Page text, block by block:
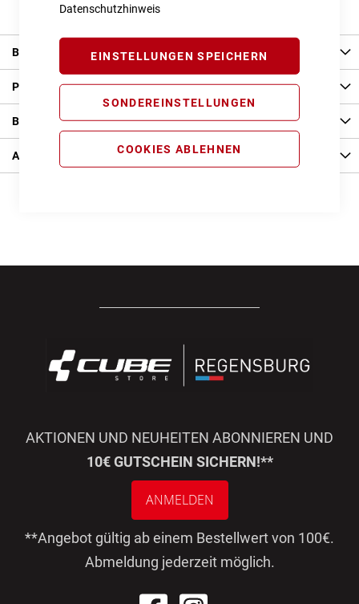
Datenschutzhinweis
EINSTELLUNGEN SPEICHERN
SONDEREINSTELLUNGEN
COOKIES ABLEHNEN
Beschreibung
Produkt Details
Bewertungen
Angaben zur Produktsicherheit
AKTIONEN UND NEUHEITEN ABONNIEREN UND
10€ GUTSCHEIN SICHERN!**
ANMELDEN
**Angebot gültig ab einem Bestellwert von 100€.
Abmeldung jederzeit möglich.